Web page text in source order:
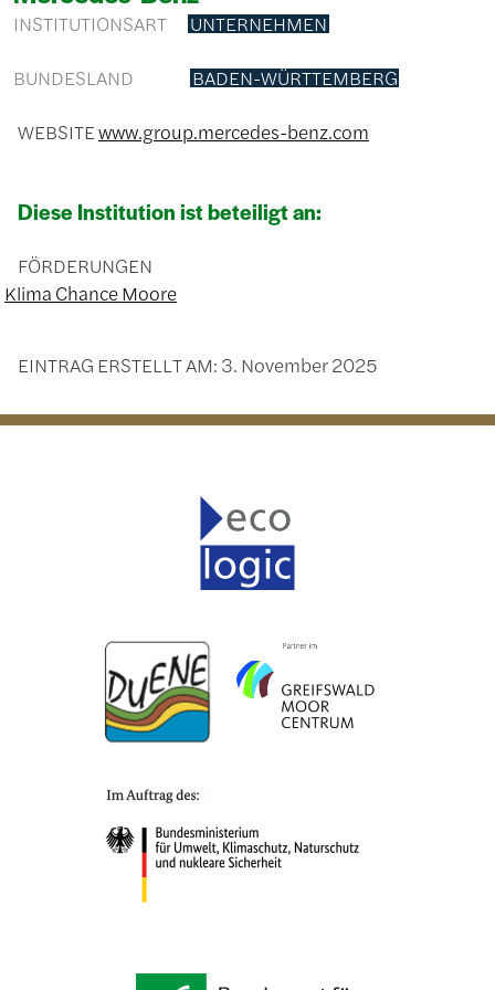
INSTITUTIONSART UNTERNEHMEN
BUNDESLAND BADEN-WÜRTTEMBERG
WEBSITEwww.group.mercedes-benz.com
Diese Institution ist beteiligt an:
FÖRDERUNGEN
Klima Chance Moore
EINTRAG ERSTELLT AM: 3. November 2025